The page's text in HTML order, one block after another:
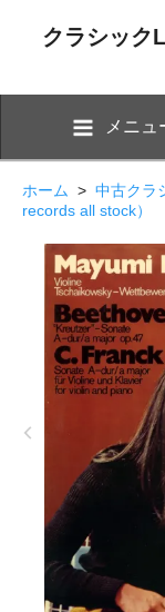
クラシック
メニュ
ホーム > 中古クラ
records all stock）